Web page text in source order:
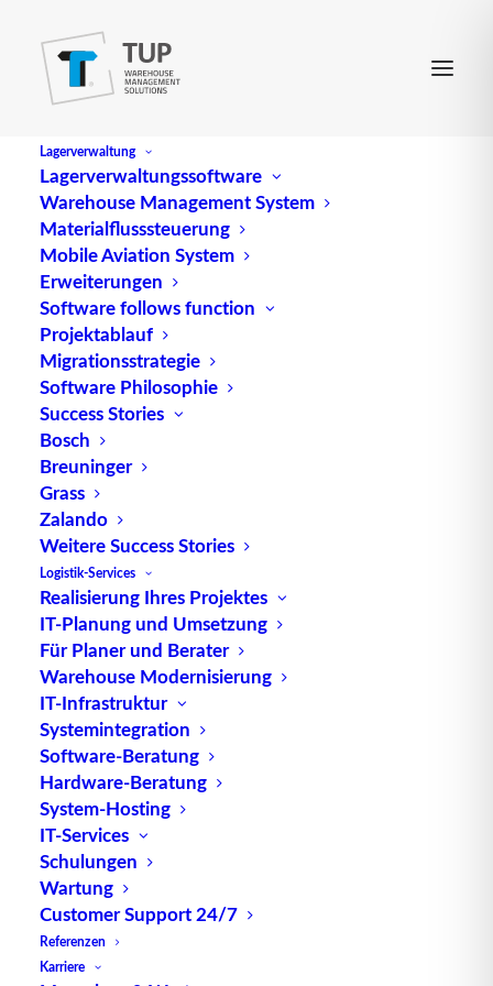
Lagerverwaltung
Lagerverwaltungssoftware
Warehouse Management System
Materialflusssteuerung
Mobile Aviation System
Erweiterungen
Software follows function
Projektablauf
Migrationsstrategie
Software Philosophie
Success Stories
Bosch
Breuninger
Grass
Zalando
Weitere Success Stories
Logistik-Services
Realisierung Ihres Projektes
IT-Planung und Umsetzung
Für Planer und Berater
Warehouse Modernisierung
IT-Infrastruktur
Systemintegration
Software-Beratung
Hardware-Beratung
System-Hosting
IT-Services
Schulungen
Wartung
Customer Support 24/7
Referenzen
Karriere
OpticMarker
ist eine optische Kennzeichnung, die eine
eindeutigeIdentifikationsnummer
einem 2-D-Barcode. Die Erkennung erfolgt über
eine Kamera. Es kann eine Vielzahl von OM quasi
gleichzeitig auch auf große Entfernung
lageunabhängig erkannt werden.
Quelle: logipedia / Fraunhofer IML
TUP GmbH & Co. KG
Die kombinierbare Lagerverwaltungs-Software von
TUP, liefert dank ihrer Flexibilität immer die
effektivste Lösung und ist zudem in hohem Maße
wiederverwendbar.
Kontakt